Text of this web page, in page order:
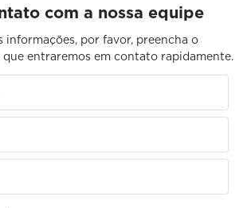
com a nossa equipe
informações, por favor, preencha o
entraremos em contato rapidamente.